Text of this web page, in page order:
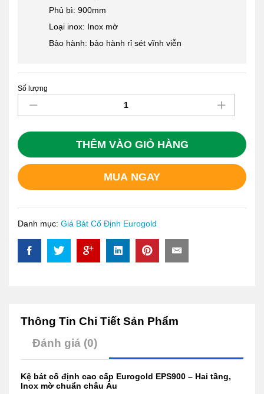
Phủ bì: 900mm
Loại inox: Inox mờ
Bảo hành: bảo hành rỉ sét vĩnh viễn
Giá
Cố
Định
Tủ
Trên
Cao
Cấp
EPS900
quantity
Số lượng
THÊM VÀO GIỎ HÀNG
MUA NGAY
Danh mục: Giá Bát Cố Định Eurogold
Thông Tin Chi Tiết Sản Phẩm
Đánh giá (0)
Kệ bát cố định cao cấp Eurogold EPS900 – Hai tầng,
Inox mờ chuẩn châu Âu